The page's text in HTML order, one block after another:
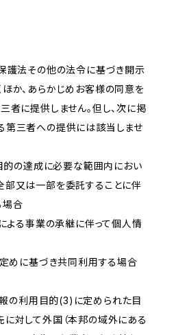
護法その他の法令に基づき開示
か、あらかじめお客様の同意を
者に提供しません。但し、次に掲
第三者への提供には該当しませ
的の達成に必要な範囲内におい
又は一部を委託することに伴
場合
よる事業の承継に伴って個人情
定めに基づき共同利用する場合
の利用目的(3)に定められた目
対して外国（本邦の域外にある